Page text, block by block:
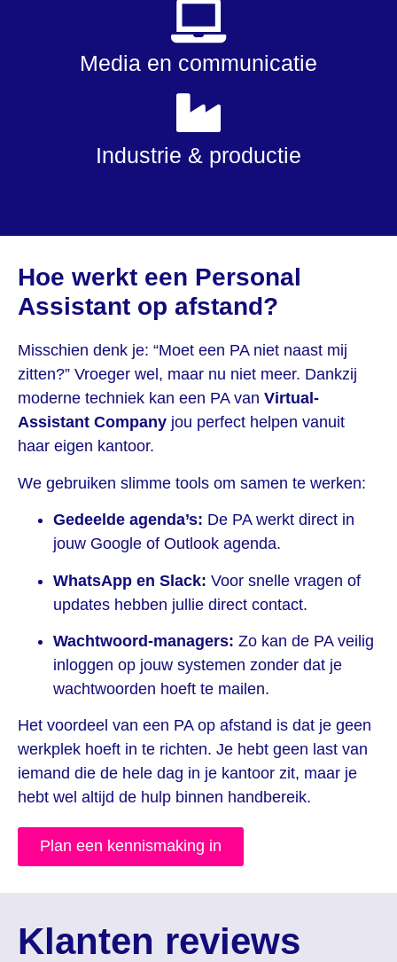
Media en communicatie
Industrie & productie
Hoe werkt een Personal
Assistant op afstand?
Misschien denk je: “Moet een PA niet naast mij
zitten?” Vroeger wel, maar nu niet meer. Dankzij
moderne techniek kan een PA van Virtual-
Assistant Company jou perfect helpen vanuit
haar eigen kantoor.
We gebruiken slimme tools om samen te werken:
Gedeelde agenda’s: De PA werkt direct in
jouw Google of Outlook agenda.
WhatsApp en Slack: Voor snelle vragen of
updates hebben jullie direct contact.
Wachtwoord-managers: Zo kan de PA veilig
inloggen op jouw systemen zonder dat je
wachtwoorden hoeft te mailen.
Het voordeel van een PA op afstand is dat je geen
werkplek hoeft in te richten. Je hebt geen last van
iemand die de hele dag in je kantoor zit, maar je
hebt wel altijd de hulp binnen handbereik.
Plan een kennismaking in
Klanten reviews